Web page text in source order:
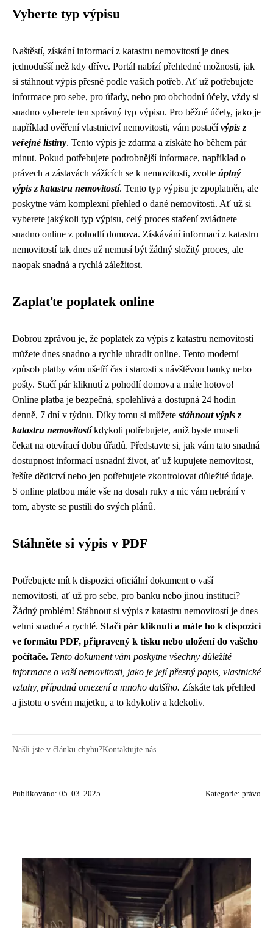
Vyberte typ výpisu
Naštěstí, získání informací z katastru nemovitostí je dnes
jednodušší než kdy dříve. Portál nabízí přehledné možnosti, jak
si stáhnout výpis přesně podle vašich potřeb. Ať už potřebujete
informace pro sebe, pro úřady, nebo pro obchodní účely, vždy si
snadno vyberete ten správný typ výpisu. Pro běžné účely, jako je
například ověření vlastnictví nemovitosti, vám postačívýpis z
veřejné listiny. Tento výpis je zdarma a získáte ho během pár
minut. Pokud potřebujete podrobnější informace, například o
právech a zástavách vážících se k nemovitosti, zvolte úplný
výpis z katastru nemovitostí. Tento typ výpisu je zpoplatněn, ale
poskytne vám komplexní přehled o dané nemovitosti. Ať už si
vyberete jakýkoli typ výpisu, celý proces stažení zvládnete
snadno online z pohodlí domova. Získávání informací z katastru
nemovitostí tak dnes už nemusí být žádný složitý proces, ale
naopak snadná a rychlá záležitost.
Zaplaťte poplatek online
Dobrou zprávou je, že poplatek za výpis z katastru nemovitostí
můžete dnes snadno a rychle uhradit online. Tento moderní
způsob platby vám ušetří čas i starosti s návštěvou banky nebo
pošty. Stačí pár kliknutí z pohodlí domova a máte hotovo!
Online platba je bezpečná, spolehlivá a dostupná 24 hodin
denně, 7 dní v týdnu. Díky tomu si můžete stáhnout výpis z
katastru nemovitostíkdykoli potřebujete, aniž byste museli
čekat na otevírací dobu úřadů. Představte si, jak vám tato snadná
dostupnost informací usnadní život, ať už kupujete nemovitost,
řešíte dědictví nebo jen potřebujete zkontrolovat důležité údaje.
S online platbou máte vše na dosah ruky a nic vám nebrání v
tom, abyste se pustili do svých plánů.
Stáhněte si výpis v PDF
Potřebujete mít k dispozici oficiální dokument o vaší
nemovitosti, ať už pro sebe, pro banku nebo jinou instituci?
Žádný problém! Stáhnout si výpis z katastru nemovitostí je dnes
velmi snadné a rychlé. Stačí pár kliknutí a máte ho k dispozici
ve formátu PDF, připravený k tisku nebo uložení do vašeho
počítače. Tento dokument vám poskytne všechny důležité
informace o vaší nemovitosti, jako je její přesný popis, vlastnické
vztahy, případná omezení a mnoho dalšího. Získáte tak přehled
a jistotu o svém majetku, a to kdykoliv a kdekoliv.
Našli jste v článku chybu?Kontaktujte nás
Publikováno: 05. 03. 2025 Kategorie: právo